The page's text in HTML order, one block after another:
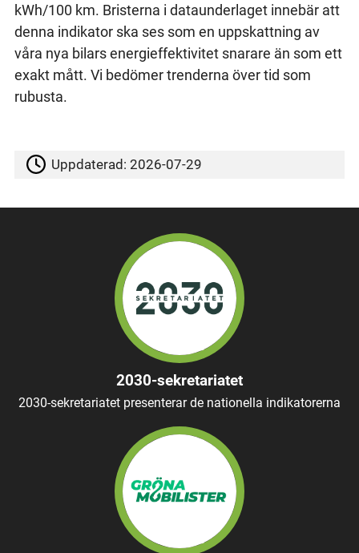
kWh/100 km. Bristerna i dataunderlaget innebär att
denna indikator ska ses som en uppskattning av
våra nya bilars energieffektivitet snarare än som ett
exakt mått. Vi bedömer trenderna över tid som
rubusta.
Uppdaterad:2026-07-29
2030-sekretariatet
2030-sekretariatet presenterar de nationella indikatorerna